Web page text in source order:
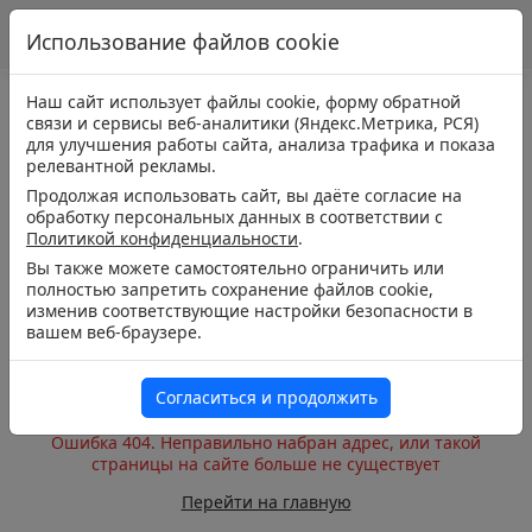
Ошибка 404. Неправильно набран адрес, или такой
страницы на сайте больше не существует
Перейти на главную
Использование файлов cookie
Наш сайт использует файлы cookie, форму обратной
связи и сервисы веб-аналитики (Яндекс.Метрика, РСЯ)
для улучшения работы сайта, анализа трафика и показа
релевантной рекламы.
Продолжая использовать сайт, вы даёте согласие на
обработку персональных данных в соответствии с
Политикой конфиденциальности.
Вы также можете самостоятельно ограничить или
полностью запретить сохранение файлов cookie,
изменив соответствующие настройки безопасности в
вашем веб-браузере.
Согласиться и продолжить